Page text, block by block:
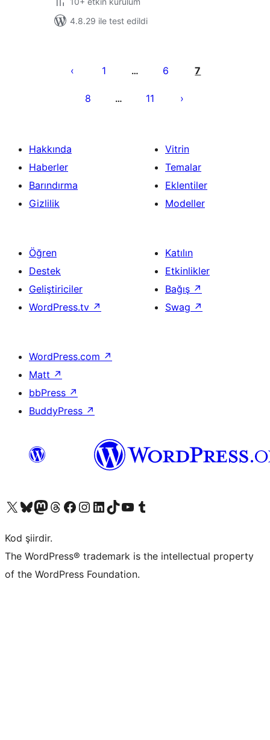
4.8.29 ile test edildi
sayfalaması
1 … 6 7
8 … 11
Hakkında
Haberler
Barındırma
Gizlilik
Vitrin
Temalar
Eklentiler
Modeller
Öğren
Destek
Geliştiriciler
WordPress.tv ↗
Katılın
Etkinlikler
Bağış ↗
Swag ↗
WordPress.com ↗
Matt ↗
bbPress ↗
BuddyPress ↗
X (eski Twitter) hesabımıza bakın
Bluesky hesabımızı ziyaret edinMastodon hesabımızı ziyaret edinThreads hesabımızı ziyaret edinFacebook sayfamızı ziyaret edinInstagram hesabımızı ziyaret edinLinkedIn hesabımızı ziyaret edinTikTok hesabımızı ziyaret edinYouTube kanalımızı ziyaret edinTumblr hesabımızı ziyaret edin
Kod şiirdir.
The WordPress® trademark is the intellectual property
of the WordPress Foundation.